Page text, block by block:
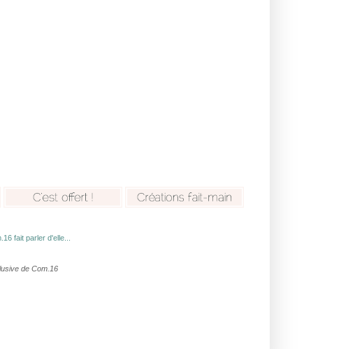
fait parler d'elle...
de Com.16